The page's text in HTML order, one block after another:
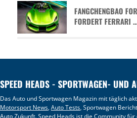
FANGCHENGBAO
FORDERT FERRARI
SPEED HEADS - SPORTWAGEN- UND
Das Auto und Sportwagen Magazin mit täglich
Motorsport News,Auto Tests, Sportwagen